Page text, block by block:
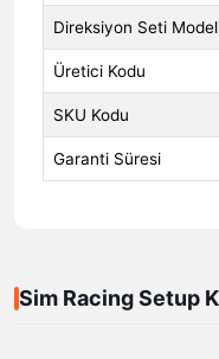
Direksiyon Seti
Üretici Kodu
SKU Kodu
Garanti Süresi
Sim Racing Setup